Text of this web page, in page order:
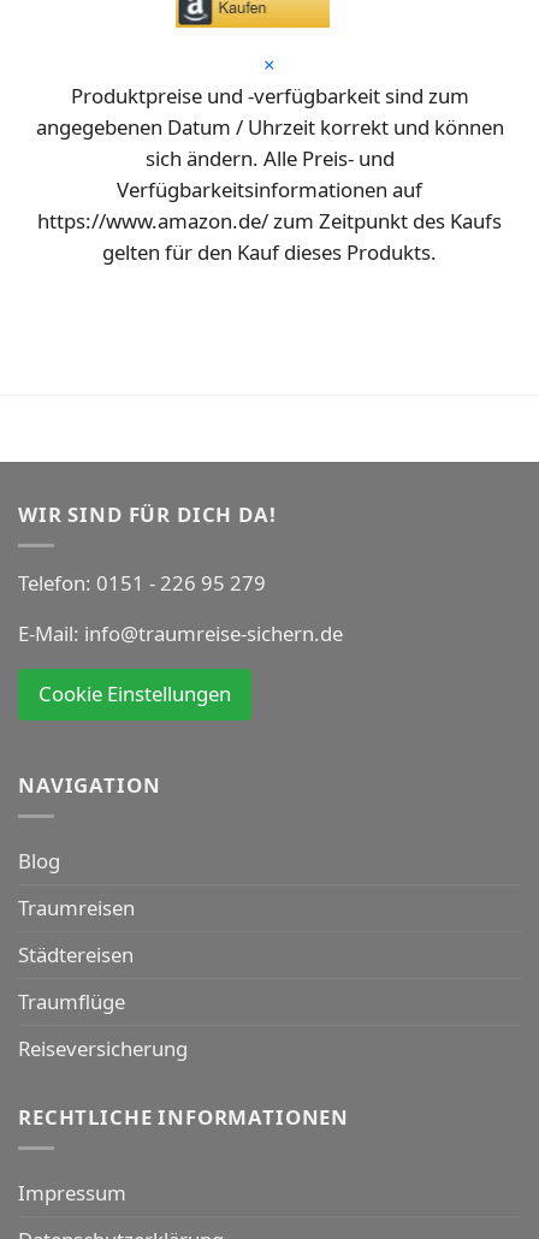
×
Produktpreise und -verfügbarkeit sind zum
angegebenen Datum / Uhrzeit korrekt und können
sich ändern. Alle Preis- und
Verfügbarkeitsinformationen auf
https://www.amazon.de/ zum Zeitpunkt des Kaufs
gelten für den Kauf dieses Produkts.
WIR SIND FÜR DICH DA!
Telefon: 0151 - 226 95 279
E-Mail: info@traumreise-sichern.de
Cookie Einstellungen
NAVIGATION
Blog
Traumreisen
Städtereisen
Traumflüge
Reiseversicherung
RECHTLICHE INFORMATIONEN
Impressum